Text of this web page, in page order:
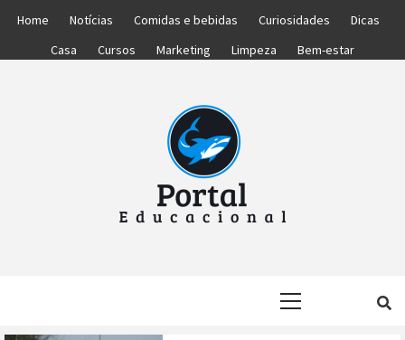
Home Notícias Comidas e bebidas Curiosidades
Dicas
Casa
Cursos Marketing Limpeza Bem-estar